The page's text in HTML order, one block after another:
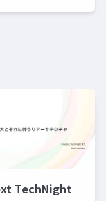
TechNight